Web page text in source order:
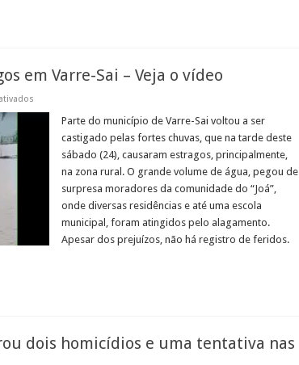
em Varre-Sai – Veja o vídeo
em
estragos
Parte do município de Varre-Sai voltou a ser
castigado pelas fortes chuvas, que na tarde deste
sábado (24), causaram estragos, principalmente,
na zona rural. O grande volume de água, pegou de
surpresa moradores da comunidade do “Joá”,
onde diversas residências e até uma escola
municipal, foram atingidos pelo alagamento.
Apesar dos prejuízos, não há registro de feridos.
dois homicídios e uma tentativa nas